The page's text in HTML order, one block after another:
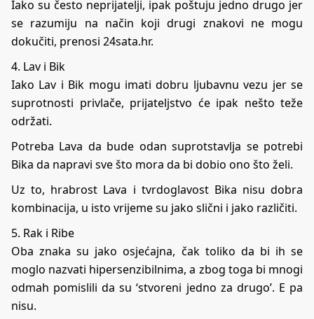
Iako su često neprijatelji, ipak poštuju jedno drugo jer
se razumiju na način koji drugi znakovi ne mogu
dokučiti, prenosi 24sata.hr.
4. Lav i Bik
Iako Lav i Bik mogu imati dobru ljubavnu vezu jer se
suprotnosti privlače, prijateljstvo će ipak nešto teže
održati.
Potreba Lava da bude odan suprotstavlja se potrebi
Bika da napravi sve što mora da bi dobio ono što želi.
Uz to, hrabrost Lava i tvrdoglavost Bika nisu dobra
kombinacija, u isto vrijeme su jako slični i jako različiti.
5. Rak i Ribe
Oba znaka su jako osjećajna, čak toliko da bi ih se
moglo nazvati hipersenzibilnima, a zbog toga bi mnogi
odmah pomislili da su ‘stvoreni jedno za drugo’. E pa
nisu.